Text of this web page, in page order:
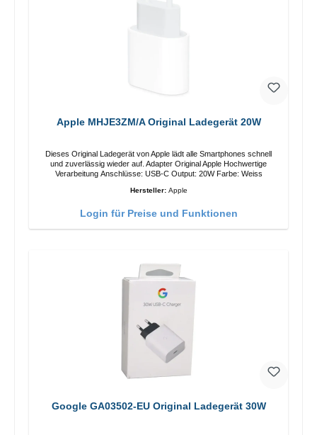
Apple MHJE3ZM/A Original Ladegerät 20W
Dieses Original Ladegerät von Apple lädt alle Smartphones schnell
und zuverlässig wieder auf. Adapter Original Apple Hochwertige
Verarbeitung Anschlüsse: USB-C Output: 20W Farbe: Weiss
Hersteller: Apple
Login für Preise und Funktionen
Google GA03502-EU Original Ladegerät 30W